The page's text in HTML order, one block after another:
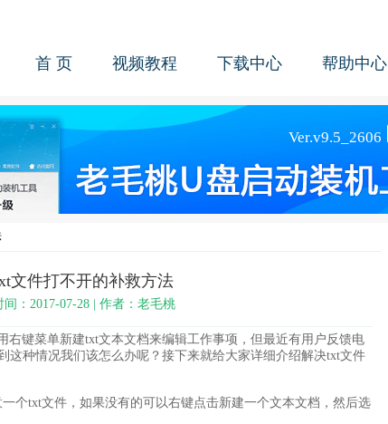
首 页 视频教程 下载中心 帮助中心
文件打不开的补救方法
间：2017-07-28 | 作者：老毛桃
键菜单新建txt文本文档来编辑工作事项，但最近有用户反馈电
这种情况我们该怎么办呢？接下来就给大家详细介绍解决txt文件
txt文件，如果没有的可以右键点击新建一个文本文档，然后选